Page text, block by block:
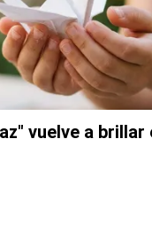
vuelve a brillar